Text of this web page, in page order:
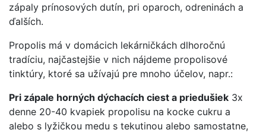
zápaly prínosových dutín, pri oparoch, odreninách a
ďalších.
Propolis má v domácich lekárničkách dlhoročnú
tradíciu, najčastejšie v nich nájdeme propolisové
tinktúry, ktoré sa užívajú pre mnoho účelov, napr.:
Pri zápale horných dýchacích ciest a priedušiek 3x
denne 20-40 kvapiek propolisu na kocke cukru a
alebo s lyžičkou medu s tekutinou alebo samostatne,